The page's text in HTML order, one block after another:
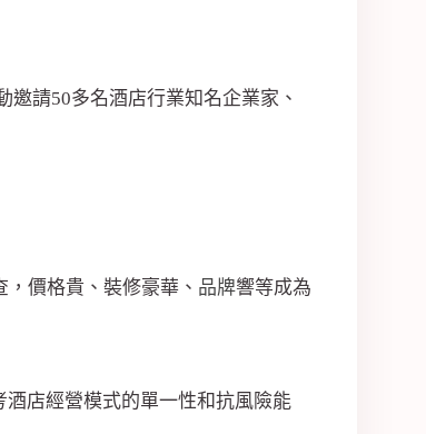
邀請50多名酒店行業知名企業家、
價格貴、裝修豪華、 品牌響等成為
店經營模式的單一性和抗風險能